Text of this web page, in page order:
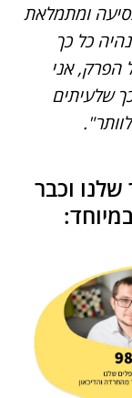
ומתמלאת
כל כך
הפרק, אני
שלעיתים
וכבר